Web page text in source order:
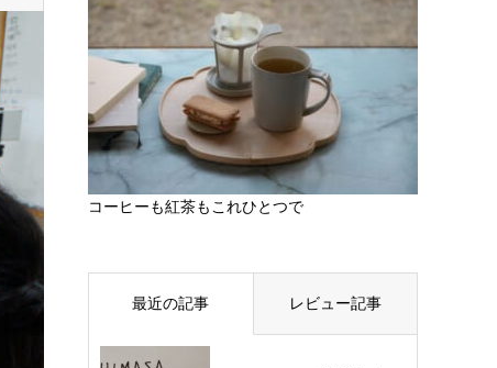
コーヒーも紅茶もこれひとつで
最近の記事 レビュー記事